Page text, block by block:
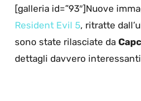
[galleria id=”93″]Nuove
Resident Evil 5, ritratte
sono state rilasciate da
dettagli davvero